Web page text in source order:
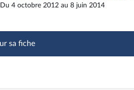
Du 4 octobre 2012 au 8 juin 2014
sa fiche